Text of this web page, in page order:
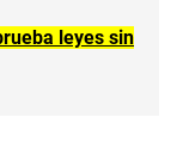
leyes sin